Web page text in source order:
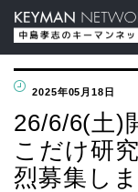
2025年05月18日
26/6/6(土)
こだけ研
烈募集しま